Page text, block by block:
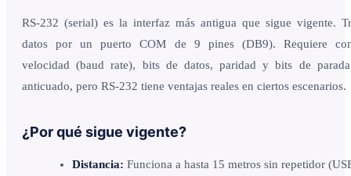
RS-232 (serial) es la interfaz más antigua que sigue vigente.
datos por un puerto COM de 9 pines (DB9). Requiere
velocidad (baud rate), bits de datos, paridad y bits de
anticuado, pero RS-232 tiene ventajas reales en ciertos escenarios.
¿Por qué sigue vigente?
Distancia: Funciona a hasta 15 metros sin repetidor